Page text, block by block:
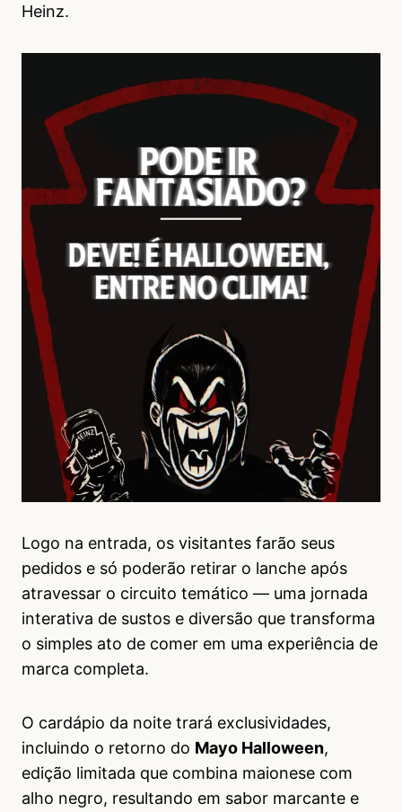
Heinz.
Logo na entrada, os visitantes farão seus
pedidos e só poderão retirar o lanche após
atravessar o circuito temático — uma jornada
interativa de sustos e diversão que transforma
o simples ato de comer em uma experiência de
marca completa.
O cardápio da noite trará exclusividades,
incluindo o retorno do Mayo Halloween,
edição limitada que combina maionese com
alho negro, resultando em sabor marcante e